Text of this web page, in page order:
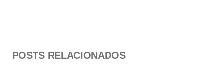
POSTS RELACIONADOS